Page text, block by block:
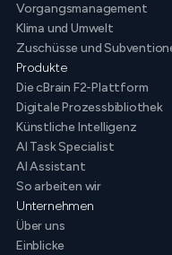
Vorgangsmanagement
Klima und Umwelt
Zuschüsse und
Produkte
Die cBrain F2-Plattform
Digitale Prozessbibliothek
Künstliche Intelligenz
AI Task Specialist
AI Assistant
So arbeiten wir
Unternehmen
Über uns
Einblicke